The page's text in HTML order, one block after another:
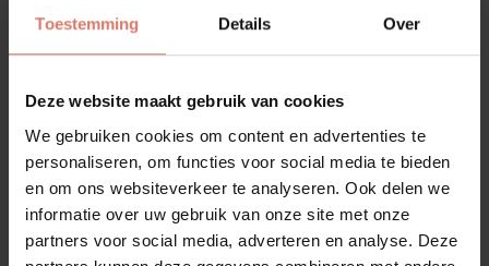
Toestemming Details Over
Deze website maakt gebruik van cookies
We gebruiken cookies om content en advertenties te
personaliseren, om functies voor social media te bieden
en om ons websiteverkeer te analyseren. Ook delen we
informatie over uw gebruik van onze site met onze
partners voor social media, adverteren en analyse. Deze
Groot formaat
formaat. Een vloer met grote tegels heeft minder
voeglijnen wat zorgt voor een oppervlak dat rustig oogt.
Ga voor een neutrale kleur met een mooie print en creëer
een eenheid in je ruimte.